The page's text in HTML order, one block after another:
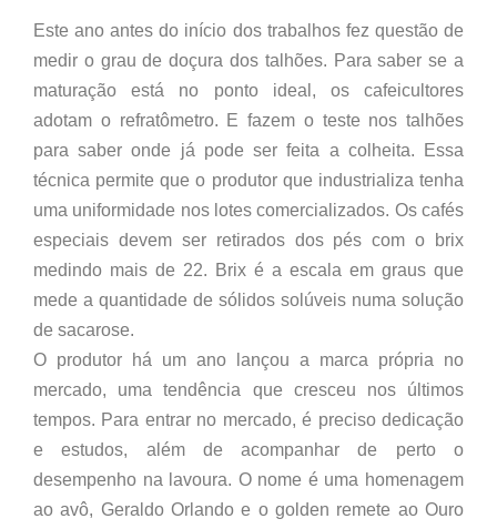
Este ano antes do início dos trabalhos fez questão de
medir o grau de doçura dos talhões. Para saber se a
maturação está no ponto ideal, os cafeicultores
adotam o refratômetro. E fazem o teste nos talhões
para saber onde já pode ser feita a colheita. Essa
técnica permite que o produtor que industrializa tenha
uma uniformidade nos lotes comercializados. Os cafés
especiais devem ser retirados dos pés com o brix
medindo mais de 22. Brix é a escala em graus que
mede a quantidade de sólidos solúveis numa solução
de sacarose.
O produtor há um ano lançou a marca própria no
mercado, uma tendência que cresceu nos últimos
tempos. Para entrar no mercado, é preciso dedicação
e estudos, além de acompanhar de perto o
desempenho na lavoura. O nome é uma homenagem
ao avô, Geraldo Orlando e o golden remete ao Ouro